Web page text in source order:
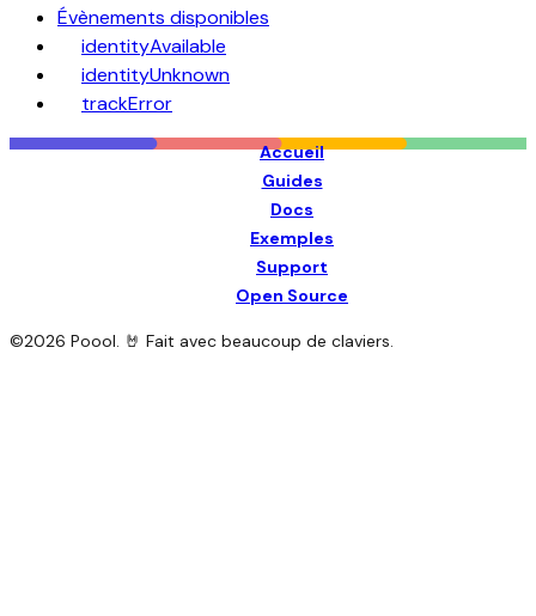
Évènements disponibles
identityAvailable
identityUnknown
trackError
Accueil
Guides
Docs
Exemples
Support
Open Source
©2026 Poool. 🤘 Fait avec beaucoup de claviers.